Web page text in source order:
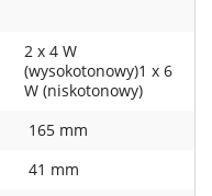
2 x 4 W
(wysokotonowy)1 x 6
W (niskotonowy)
165 mm
41 mm